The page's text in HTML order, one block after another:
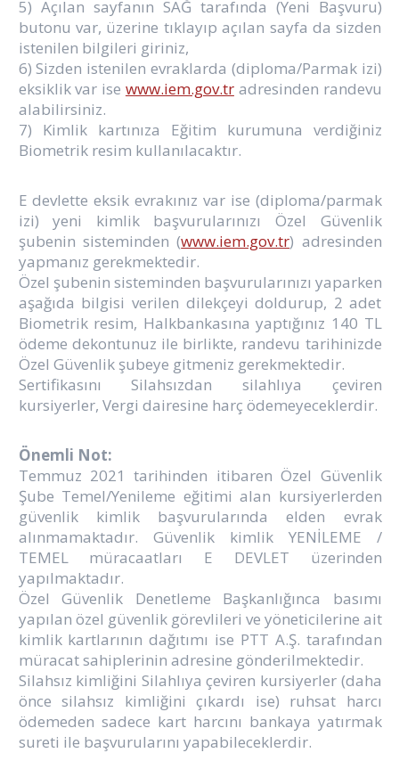
5) Açılan sayfanın SAĞ tarafında (Yeni Başvuru)
butonu var, üzerine tıklayıp açılan sayfa da sizden
istenilen bilgileri giriniz,
6) Sizden istenilen evraklarda (diploma/Parmak izi)
eksiklik var ise www.iem.gov.tradresinden randevu
alabilirsiniz.
7) Kimlik kartınıza Eğitim kurumuna verdiğiniz
Biometrik resim kullanılacaktır.
E devlette eksik evrakınız var ise (diploma/parmak
izi) yeni kimlik başvurularınızı Özel Güvenlik
şubenin sisteminden (www.iem.gov.tr) adresinden
yapmanız gerekmektedir.
Özel şubenin sisteminden başvurularınızı yaparken
aşağıda bilgisi verilen dilekçeyi doldurup, 2 adet
Biometrik resim, Halkbankasına yaptığınız 140 TL
ödeme dekontunuz ile birlikte, randevu tarihinizde
Özel Güvenlik şubeye gitmeniz gerekmektedir.
Sertifikasını Silahsızdan silahlıya çeviren
kursiyerler, Vergi dairesine harç ödemeyeceklerdir.
Önemli Not:
Temmuz 2021 tarihinden itibaren Özel Güvenlik
Şube Temel/Yenileme eğitimi alan kursiyerlerden
güvenlik kimlik başvurularında elden evrak
alınmamaktadır. Güvenlik kimlik YENİLEME /
TEMEL müracaatları E DEVLET üzerinden
yapılmaktadır.
Özel Güvenlik Denetleme Başkanlığınca basımı
yapılan özel güvenlik görevlileri ve yöneticilerine ait
kimlik kartlarının dağıtımı ise PTT A.Ş. tarafından
müracat sahiplerinin adresine gönderilmektedir.
Silahsız kimliğini Silahlıya çeviren kursiyerler (daha
önce silahsız kimliğini çıkardı ise) ruhsat harcı
ödemeden sadece kart harcını bankaya yatırmak
sureti ile başvurularını yapabileceklerdir.